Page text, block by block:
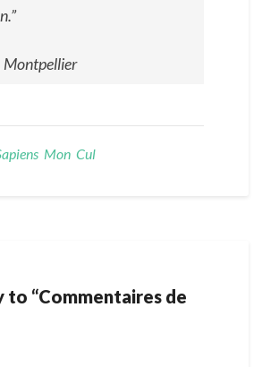
Montpellier
Mon Cul
to “Commentaires de